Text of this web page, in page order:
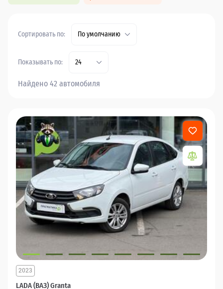
Сортировать по: По умолчанию
Показывать по: 24
Найдено 42 автомобиля
LADA (ВАЗ) Granta
2023